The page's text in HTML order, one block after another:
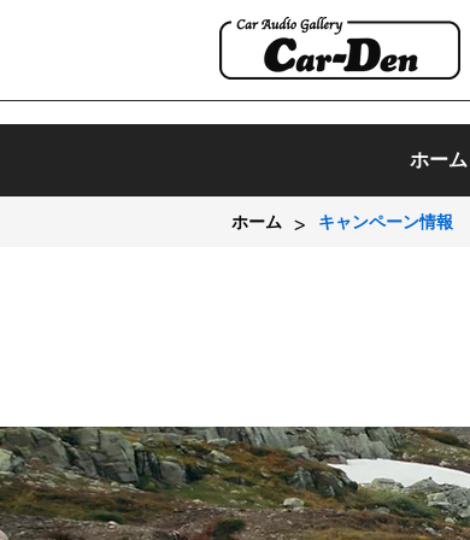
ホーム
ホーム > キャンペーン情報